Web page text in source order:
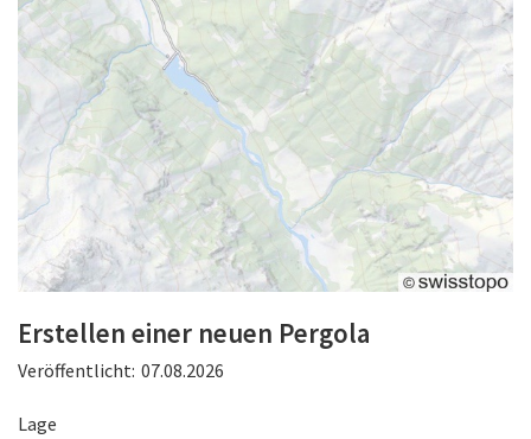
Erstellen einer neuen Pergola
Veröffentlicht: 07.08.2026
Lage